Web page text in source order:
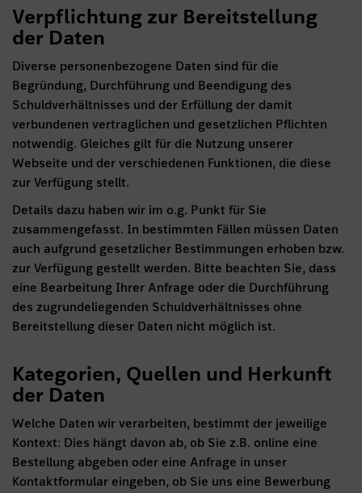
Verpflichtung zur Bereitstellung
der Daten
Diverse personenbezogene Daten sind für die
Begründung, Durchführung und Beendigung des
Schuldverhältnisses und der Erfüllung der damit
verbundenen vertraglichen und gesetzlichen Pflichten
notwendig. Gleiches gilt für die Nutzung unserer
Webseite und der verschiedenen Funktionen, die diese
zur Verfügung stellt.
Details dazu haben wir im o.g. Punkt für Sie
zusammengefasst. In bestimmten Fällen müssen Daten
auch aufgrund gesetzlicher Bestimmungen erhoben bzw.
zur Verfügung gestellt werden. Bitte beachten Sie, dass
eine Bearbeitung Ihrer Anfrage oder die Durchführung
des zugrundeliegenden Schuldverhältnisses ohne
Bereitstellung dieser Daten nicht möglich ist.
Kategorien, Quellen und Herkunft
der Daten
Welche Daten wir verarbeiten, bestimmt der jeweilige
Kontext: Dies hängt davon ab, ob Sie z.B. online eine
Bestellung abgeben oder eine Anfrage in unser
Kontaktformular eingeben, ob Sie uns eine Bewerbung